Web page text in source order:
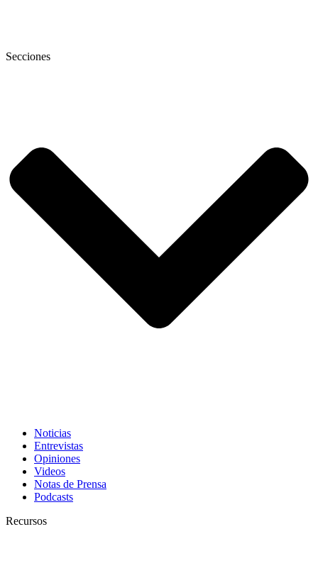
Secciones
Noticias
Entrevistas
Opiniones
Videos
Notas de Prensa
Podcasts
Recursos